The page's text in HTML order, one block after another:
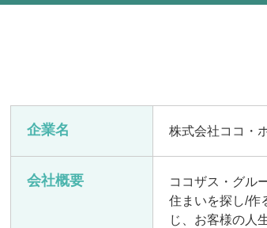
企業名 株式会社ココ・
会社概要
ココザス・グル
住まいを探し/作
じ、お客様の人